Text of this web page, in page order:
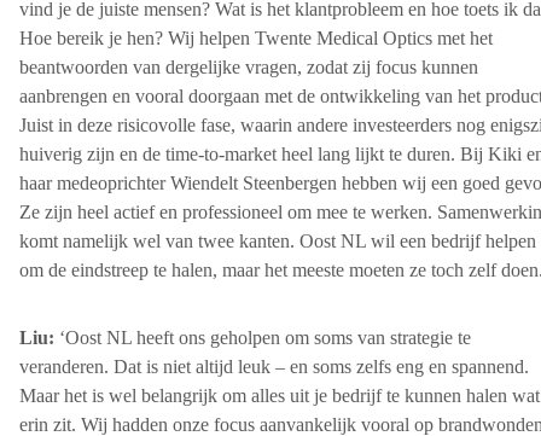
vind je de juiste mensen? Wat is het klantprobleem en hoe toets ik
Hoe bereik je hen? Wij helpen Twente Medical Optics met het
beantwoorden van dergelijke vragen, zodat zij focus kunnen
aanbrengen en vooral doorgaan met de ontwikkeling van het
Juist in deze risicovolle fase, waarin andere investeerders nog
huiverig zijn en de time-to-market heel lang lijkt te duren. Bij Kiki
haar medeoprichter Wiendelt Steenbergen hebben wij een goed
Ze zijn heel actief en professioneel om mee te werken.
komt namelijk wel van twee kanten. Oost NL wil een bedrijf helpen
om de eindstreep te halen, maar het meeste moeten ze toch zelf
Liu: ‘Oost NL heeft ons geholpen om soms van strategie te
veranderen. Dat is niet altijd leuk – en soms zelfs eng en spannend.
Maar het is wel belangrijk om alles uit je bedrijf te kunnen halen wat
erin zit. Wij hadden onze focus aanvankelijk vooral op